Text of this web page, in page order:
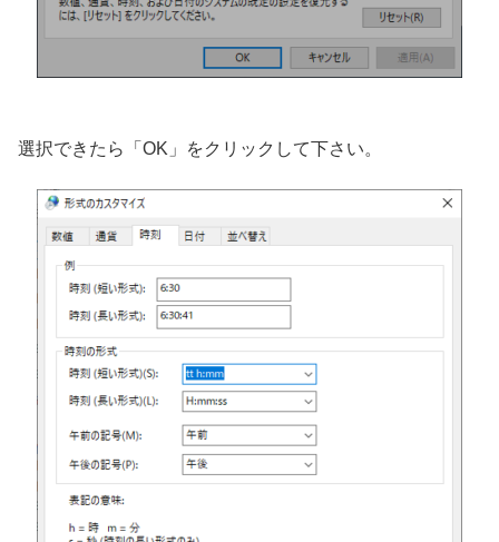
選択できたら「OK」をクリックして下さい。